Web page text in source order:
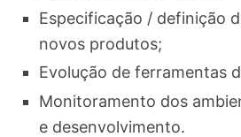
Especificação / definição
novos produtos;
Evolução de ferramentas
Monitoramento dos
e desenvolvimento.